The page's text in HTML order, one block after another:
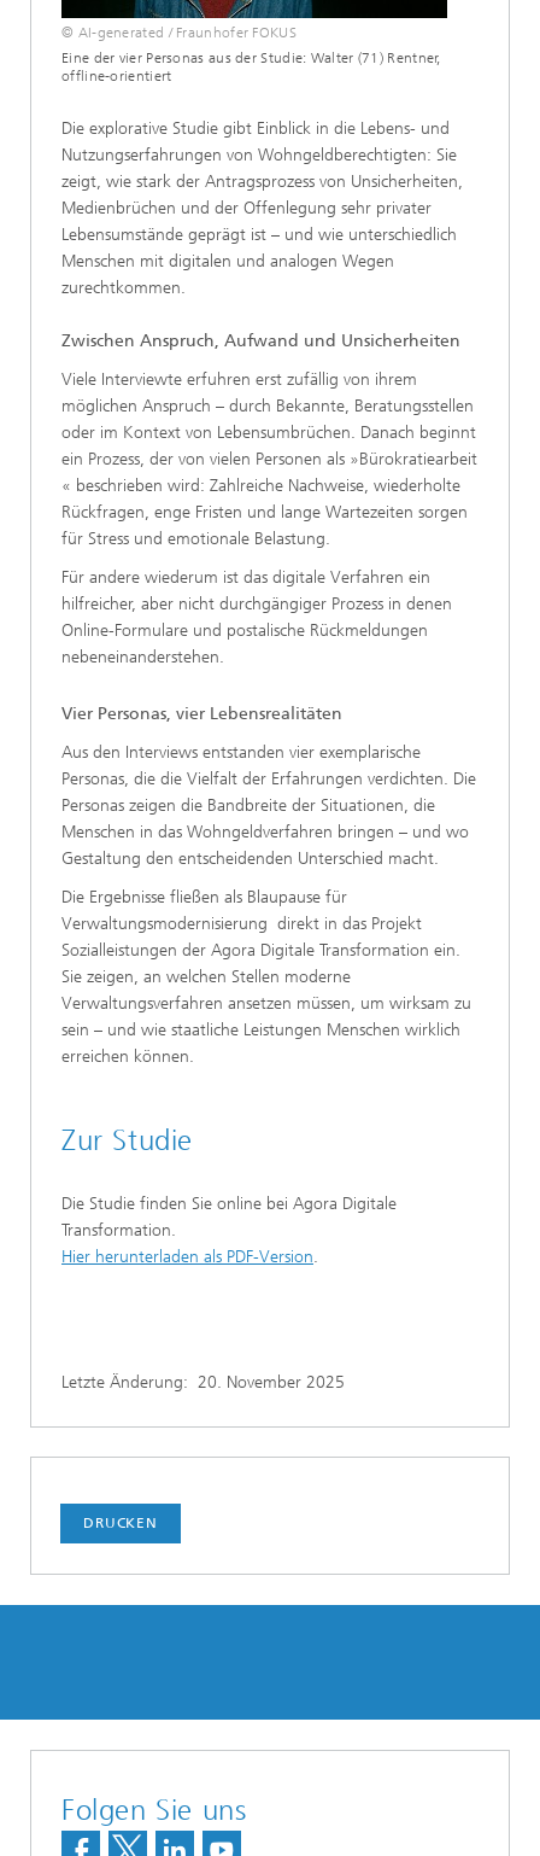
© AI-generated / Fraunhofer FOKUS
Eine der vier Personas aus der Studie: Walter (71) Rentner,
offline-orientiert
Die explorative Studie gibt Einblick in die Lebens- und
Nutzungserfahrungen von Wohngeldberechtigten: Sie
zeigt, wie stark der Antragsprozess von Unsicherheiten,
Medienbrüchen und der Offenlegung sehr privater
Lebensumstände geprägt ist – und wie unterschiedlich
Menschen mit digitalen und analogen Wegen
zurechtkommen.
Zwischen Anspruch, Aufwand und Unsicherheiten
Viele Interviewte erfuhren erst zufällig von ihrem
möglichen Anspruch – durch Bekannte, Beratungsstellen
oder im Kontext von Lebensumbrüchen. Danach beginnt
ein Prozess, der von vielen Personen als »Bürokratiearbeit
« beschrieben wird: Zahlreiche Nachweise, wiederholte
Rückfragen, enge Fristen und lange Wartezeiten sorgen
für Stress und emotionale Belastung.
Für andere wiederum ist das digitale Verfahren ein
hilfreicher, aber nicht durchgängiger Prozess in denen
Online-Formulare und postalische Rückmeldungen
nebeneinanderstehen.
Vier Personas, vier Lebensrealitäten
Aus den Interviews entstanden vier exemplarische
Personas, die die Vielfalt der Erfahrungen verdichten. Die
Personas zeigen die Bandbreite der Situationen, die
Menschen in das Wohngeldverfahren bringen – und wo
Gestaltung den entscheidenden Unterschied macht.
Die Ergebnisse fließen als Blaupause für
Verwaltungsmodernisierung direkt in das Projekt
Sozialleistungen der Agora Digitale Transformation ein.
Sie zeigen, an welchen Stellen moderne
Verwaltungsverfahren ansetzen müssen, um wirksam zu
sein – und wie staatliche Leistungen Menschen wirklich
erreichen können.
Zur Studie
Die Studie finden Sie online bei Agora Digitale
Transformation.
Hier herunterladen als PDF-Version.
Letzte Änderung: 20. November 2025
DRUCKEN
Folgen Sie uns